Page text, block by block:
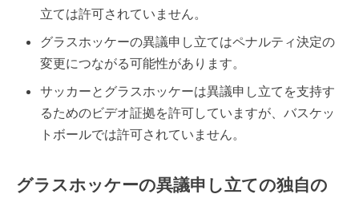
立ては許可されていません。
グラスホッケーの異議申し立てはペナルティ決定の
変更につながる可能性があります。
サッカーとグラスホッケーは異議申し立てを支持す
るためのビデオ証拠を許可していますが、バスケッ
トボールでは許可されていません。
グラスホッケーの異議申し立ての独自の